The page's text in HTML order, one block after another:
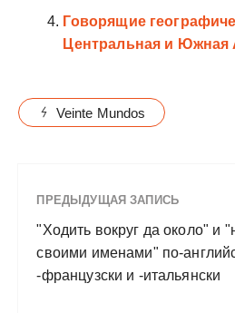
Говорящие
Центральная и Южная
Veinte Mundos
ПРЕДЫДУЩАЯ ЗАПИСЬ
"Ходить вокруг да около" и
своими именами" по-
-французски и -итальянски